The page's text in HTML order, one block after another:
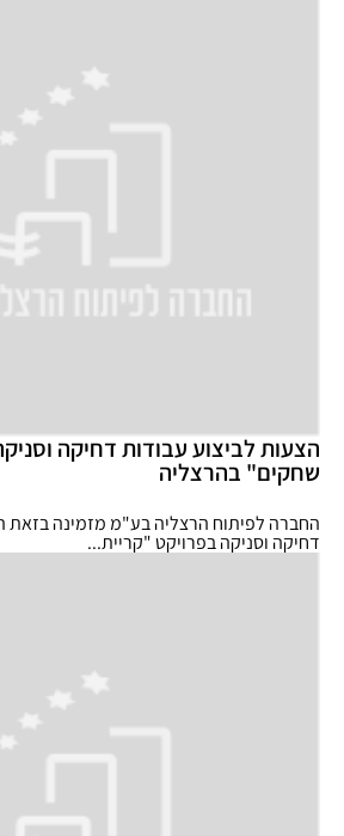
הצעות לביצוע עבודות דחיקה
שחקים" בהרצליה
החברה לפיתוח הרצליה בע"מ מזמינה בזאת
דחיקה וסניקה בפרויקט "קריית...